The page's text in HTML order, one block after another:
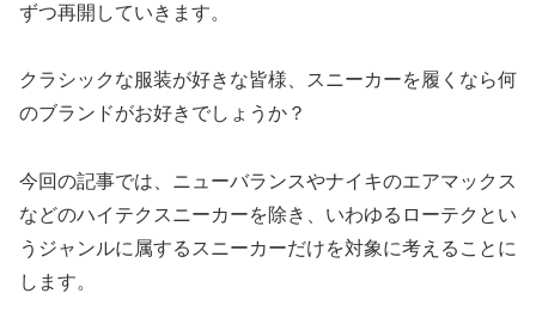
ずつ再開していきます。
クラシックな服装が好きな皆様、スニーカーを履くなら何
のブランドがお好きでしょうか？
今回の記事では、ニューバランスやナイキのエアマックス
などのハイテクスニーカーを除き、いわゆるローテクとい
うジャンルに属するスニーカーだけを対象に考えることに
します。